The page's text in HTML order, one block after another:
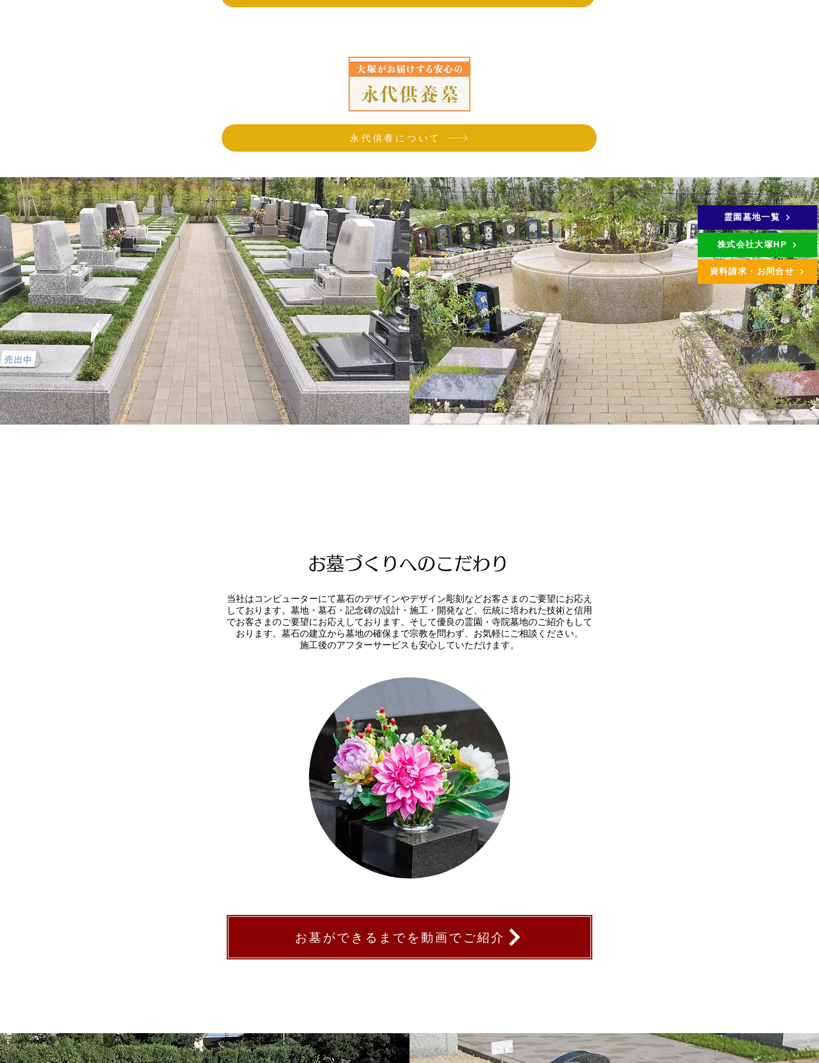
霊園墓地一覧
株式会社大塚HP
資料請求・お問合せ
永代供養について
お墓づくりへのこだわり
当社はコンピューターにて墓石のデザインやデザイン彫刻などお客さまのご要望にお応え
しております。墓地・墓石・記念碑の設計・施工・開発など、伝統に培われた技術と信用
でお客さまのご要望にお応えしております。そして優良の霊園・寺院墓地のご紹介もして
おります。墓石の建立から墓地の確保まで宗教を問わず、お気軽にご相談ください。
施工後のアフターサービスも安心していただけます。
お墓ができるまでを動画でご紹介